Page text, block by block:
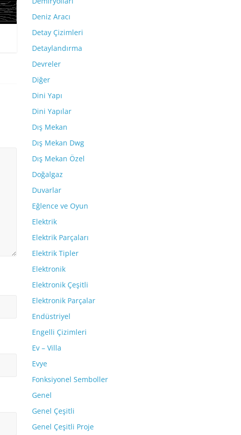
Deniz Aracı
Detay Çizimleri
Detaylandırma
Devreler
Diğer
Dini Yapı
Dini Yapılar
Dış Mekan
Dış Mekan Dwg
Dış Mekan Özel
Doğalgaz
Duvarlar
Eğlence ve Oyun
Elektrik
Elektrik Parçaları
Elektrik Tipler
Elektronik
Elektronik Çeşitli
Elektronik Parçalar
Endüstriyel
Engelli Çizimleri
Ev – Villa
Evye
Fonksiyonel Semboller
Genel
Genel Çeşitli
Genel Çeşitli Proje